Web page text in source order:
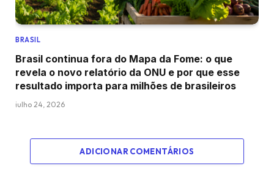
BRASIL
Brasil continua fora do Mapa da Fome: o que
revela o novo relatório da ONU e por que esse
resultado importa para milhões de brasileiros
julho 24, 2026
ADICIONAR COMENTÁRIOS